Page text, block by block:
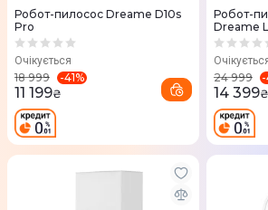
Робот-пилосос Dreame D10s
Pro
Очікується
18 999 -41%
11 199₴
Робот-
Dreame
24 999 -
14 399₴